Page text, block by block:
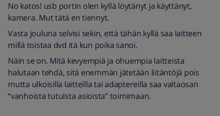
No katos! usb portin olen kyllä löytänyt ja käyttänyt,
kamera. Mut tätä en tiennyt.
Vasta jouluna selvisi sekin, että tähän kyllä saa laitteen
millä toistaa dvd itä kun poika sanoi.
Näin se on. Mitä kevyempiä ja ohuempia laitteista
halutaan tehdä, sitä enemmän jätetään liitäntöjä pois
mutta ulkoisilla laitteilla tai adaptereilla saa valtaosan
“vanhoista tutuista asioista” toimimaan.